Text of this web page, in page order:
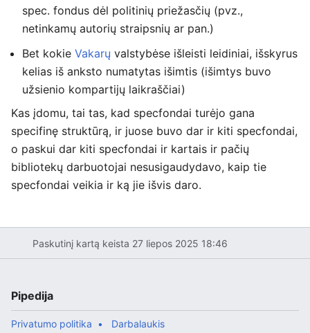
spec. fondus dėl politinių priežasčių (pvz.,
netinkamų autorių straipsnių ar pan.)
Bet kokie Vakarų valstybėse išleisti leidiniai, išskyrus
kelias iš anksto numatytas išimtis (išimtys buvo
užsienio kompartijų laikraščiai)
Kas įdomu, tai tas, kad specfondai turėjo gana
specifinę struktūrą, ir juose buvo dar ir kiti specfondai,
o paskui dar kiti specfondai ir kartais ir pačių
bibliotekų darbuotojai nesusigaudydavo, kaip tie
specfondai veikia ir ką jie išvis daro.
Paskutinį kartą keista 27 liepos 2025 18:46
Pipedija
Privatumo politika Darbalaukis